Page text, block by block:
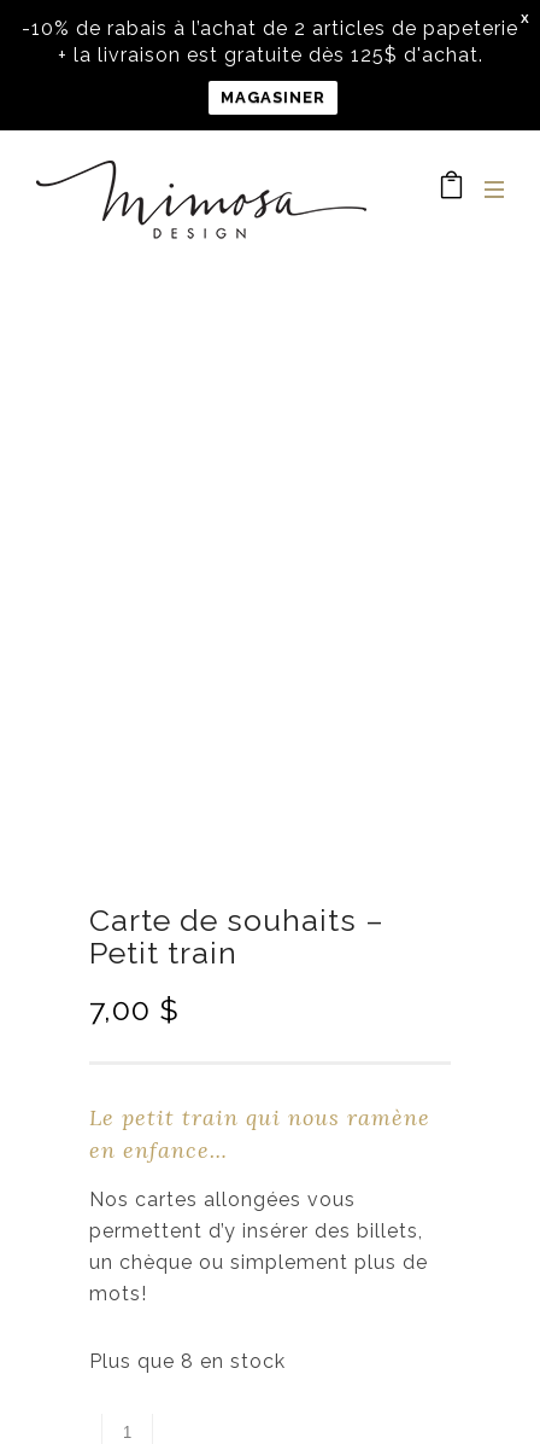
X
-10% de rabais à l’achat de 2 articles de papeterie
+ la livraison est gratuite dès 125$ d'achat.
MAGASINER
Carte de souhaits –
Petit train
7,00 $
Le petit train qui nous ramène
en enfance…
Nos cartes allongées vous
permettent d’y insérer des billets,
un chèque ou simplement plus de
mots!
Plus que 8 en stock